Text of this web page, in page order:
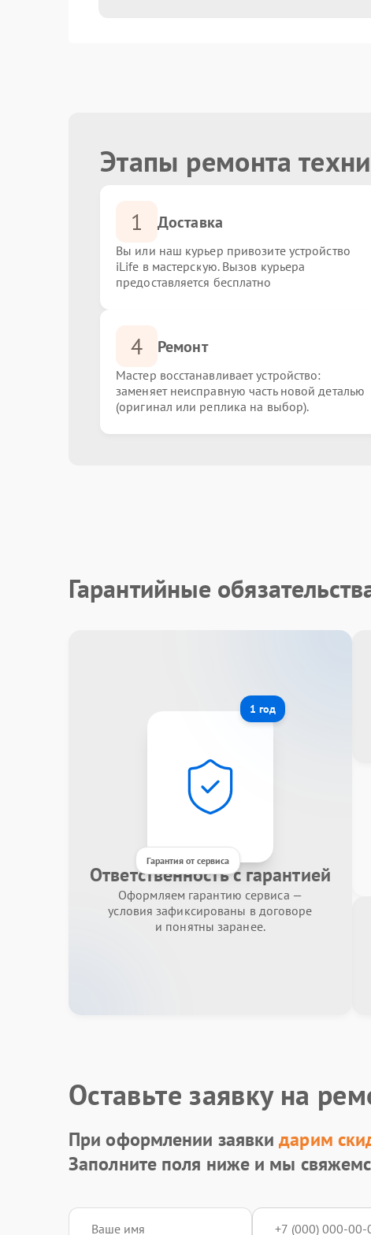
Этапы ремонта
1 Доставка
Вы или наш курьер привозите устройство
iLife в мастерскую. Вызов курьера
предоставляется бесплатно
4 Ремонт
Мастер восстанавливает устройство:
заменяет неисправную часть новой деталью
(оригинал или реплика на выбор).
Гарантийные
1 год
Гарантия от сервиса
Ответственность с гарантией
Оформляем гарантию сервиса —
условия зафиксированы в договоре
и понятны заранее.
Оставьте заявку на
При оформлении заявкидарим
Заполните поля ниже и мы